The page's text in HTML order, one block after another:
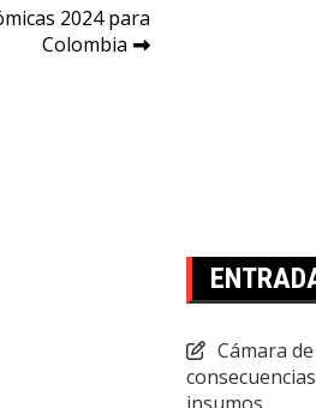
2024 para
Colombia
Cámara